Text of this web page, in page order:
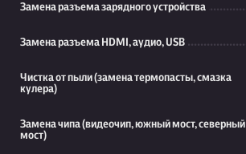
Замена разъема зарядного устройства
Замена разъема HDMI, аудио, USB
Чистка от пыли (замена термопасты, смазка
кулера)
Замена чипа (видеочип, южный мост, северный
мост)